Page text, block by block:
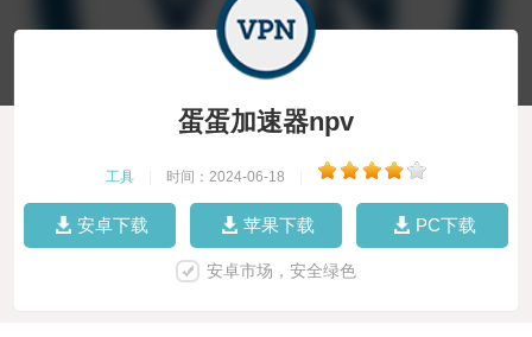
蛋蛋加速器npv
工具 时间：2024-06-18
安卓下载 苹果下载 PC下载
安卓市场，安全绿色